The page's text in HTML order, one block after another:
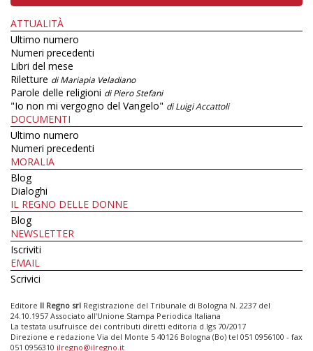
ATTUALITÀ
Ultimo numero
Numeri precedenti
Libri del mese
Riletture di Mariapia Veladiano
Parole delle religioni di Piero Stefani
"Io non mi vergogno del Vangelo" di Luigi Accattoli
DOCUMENTI
Ultimo numero
Numeri precedenti
MORALIA
Blog
Dialoghi
IL REGNO DELLE DONNE
Blog
NEWSLETTER
Iscriviti
EMAIL
Scrivici
Editore Il Regno srl Registrazione del Tribunale di Bologna N. 2237 del
24.10.1957 Associato all’Unione Stampa Periodica Italiana
La testata usufruisce dei contributi diretti editoria d.lgs 70/2017
Direzione e redazione Via del Monte 5 40126 Bologna (Bo) tel 051 0956100 - fax
051 0956310 ilregno@ilregno.it